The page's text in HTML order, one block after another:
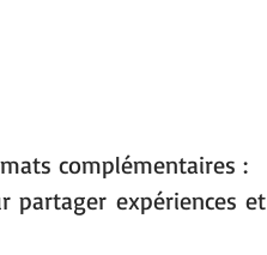
complémentaires :
partager expériences et